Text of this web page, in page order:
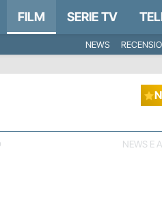
FILM SERIE TV
NEWS
NEWS E